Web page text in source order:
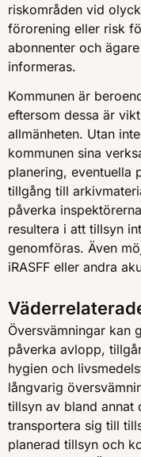
riskområden vid
förorening eller risk
abonnenter och
informeras.
Kommunen är
eftersom dessa är
allmänheten. Utan
kommunen sina
planering, eventuella
tillgång till
påverka
resultera i att tillsyn
genomföras. Även
iRASFF eller andra
Översvämningar kan
påverka avlopp,
hygien och
långvarig
tillsyn av bland annat
transportera sig till
planerad tillsyn och